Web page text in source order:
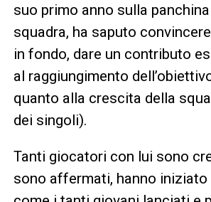
suo primo anno sulla
squadra, ha saputo
in fondo, dare un contributo
al raggiungimento
quanto alla crescita della
dei singoli).
Tanti giocatori con lui sono
sono affermati, hanno